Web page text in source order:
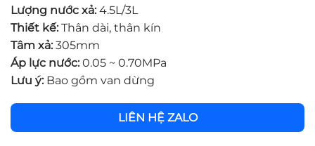
Lượng nước xả: 4.5L/3L
Thiết kế: Thân dài, thân kín
Tâm xả: 305mm
Áp lực nước: 0.05 ~ 0.70MPa
Lưu ý: Bao gồm van dừng
LIÊN HỆ ZALO